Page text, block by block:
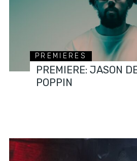
PREMIERES
PREMIERE: JASON
POPPIN